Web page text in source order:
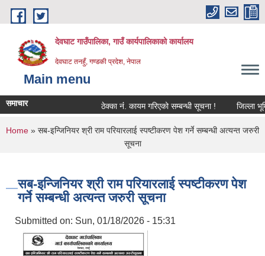
Skip to main content
देवघाट गाउँपालिका, गाउँ कार्यपालिकाको कार्यालय
देवघाट तनहुँ, गण्डकी प्रदेश, नेपाल
Main menu
समाचार ठेक्का नंं. कायम गरिएको सम्बन्धी सूचना ! जिल्ला
You are here
Home » सब-इन्जिनियर श्री राम परियारलाई स्पष्टीकरण पेश गर्ने सम्बन्धी अत्यन्त जरुरी
सूचना
सब-इन्जिनियर श्री राम परियारलाई स्पष्टीकरण पेश
गर्ने सम्बन्धी अत्यन्त जरुरी सूचना
Submitted on: Sun, 01/18/2026 - 15:31